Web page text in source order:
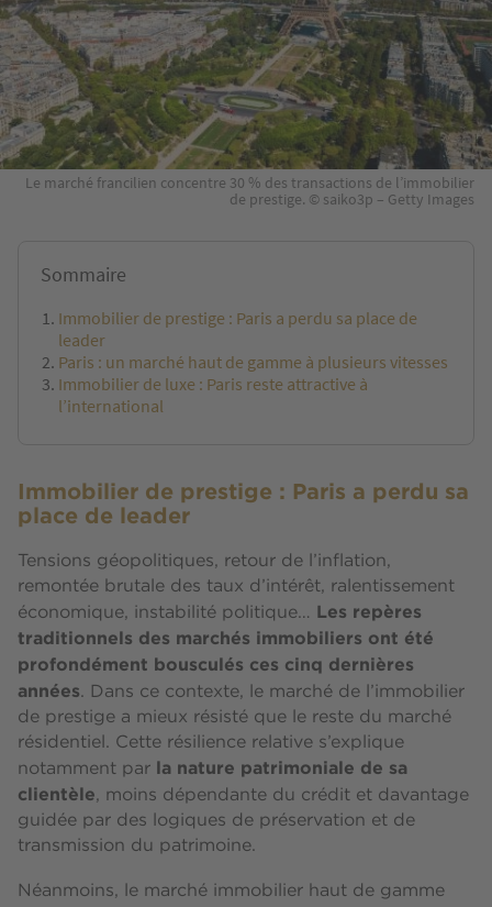
Le marché francilien concentre 30 % des transactions de l’immobilier
de prestige. © saiko3p – Getty Images
Sommaire
Immobilier de prestige : Paris a perdu sa place de
leader
Paris : un marché haut de gamme à plusieurs vitesses
Immobilier de luxe : Paris reste attractive à
l’international
Immobilier de prestige : Paris a perdu sa
place de leader
Tensions géopolitiques, retour de l’inflation,
remontée brutale des taux d’intérêt, ralentissement
économique, instabilité politique… Les repères
traditionnels des marchés immobiliers ont été
profondément bousculés ces cinq dernières
années. Dans ce contexte, le marché de l’immobilier
de prestige a mieux résisté que le reste du marché
résidentiel. Cette résilience relative s’explique
notamment par
la nature patrimoniale de sa
clientèle, moins dépendante du crédit et davantage
guidée par des logiques de préservation et de
transmission du patrimoine.
Néanmoins, le marché immobilier haut de gamme